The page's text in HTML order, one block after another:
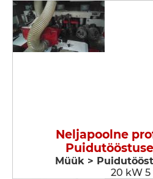
Neljapoolne
Müük >
20 kW